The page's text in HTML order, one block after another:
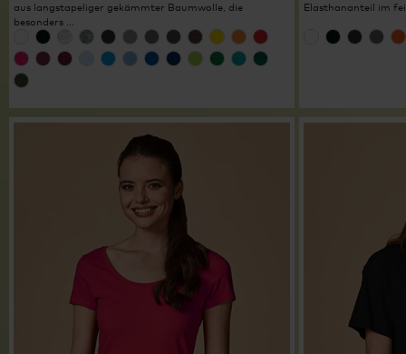
aus langstapeliger gekämmter Baumwolle, die
besonders ...
Elasthananteil im